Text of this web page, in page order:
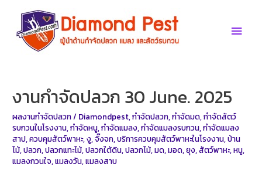
content
Main
งานกำจัดปลวก 30 June. 2025
ผลงานกำจัดปลวก/ Diamondpest,กำจัดปลวก,กำจัดมด,กำจัดสัตว์
รบกวนในโรงงาน,กำจัดหนู,กำจัดแมลง,กำจัดแมลงรบกวน,กำจัดแมลง
สาป,ควบคุมสัตว์พาหะ,งู,จิ๊งจก,บริการควบคุมสัตว์พาหะในโรงงาน,บ้าน
ไม้,ปลวก,ปลวกแทะไม้,ปลวกใต้ดิน,ปลวกไม้,มด,มอด,ยุง,สัตว์พาหะ,หนู,
แมลงกวนใจ,แมลงวัน,แมลงสาบ